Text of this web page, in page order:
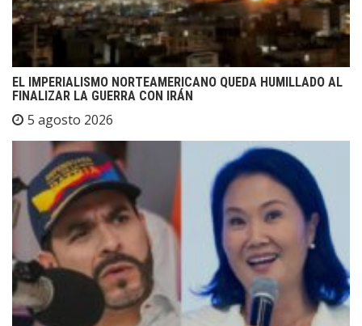
EL IMPERIALISMO NORTEAMERICANO QUEDA HUMILLADO AL
FINALIZAR LA GUERRA CON IRÁN
5 agosto 2026